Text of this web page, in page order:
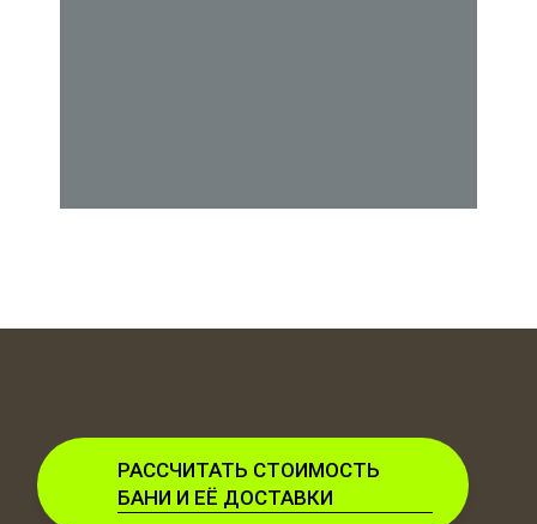
РАССЧИТАТЬ СТОИМОСТЬ
БАНИ И ЕЁ ДОСТАВКИ